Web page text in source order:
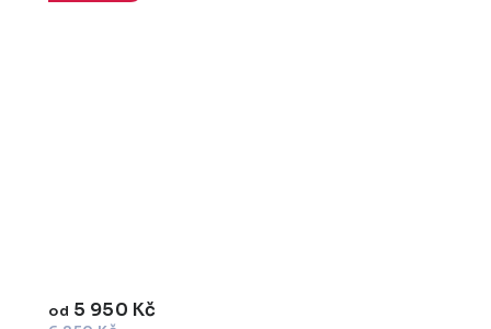
od 5 950 Kč